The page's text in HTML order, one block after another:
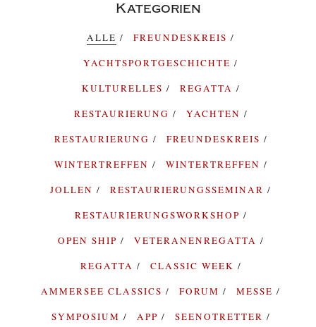
Kategorien
ALLE
FREUNDESKREIS
YACHTSPORTGESCHICHTE
KULTURELLES
REGATTA
RESTAURIERUNG
YACHTEN
RESTAURIERUNG
FREUNDESKREIS
WINTERTREFFEN
WINTERTREFFEN
JOLLEN
RESTAURIERUNGSSEMINAR
RESTAURIERUNGSWORKSHOP
OPEN SHIP
VETERANENREGATTA
REGATTA
CLASSIC WEEK
AMMERSEE CLASSICS
FORUM
MESSE
SYMPOSIUM
APP
SEENOTRETTER